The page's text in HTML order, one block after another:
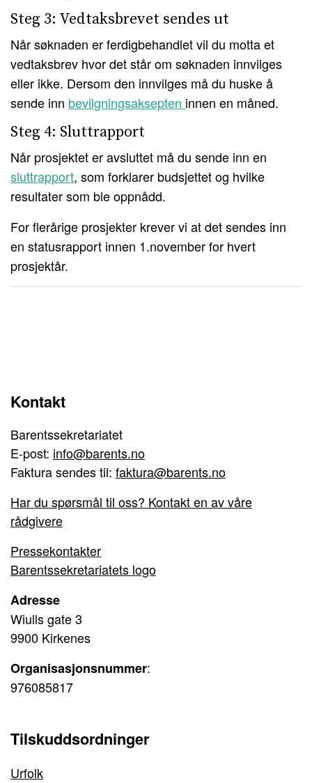
Steg 3: Vedtaksbrevet sendes ut
Når søknaden er ferdigbehandlet vil du motta et
vedtaksbrev hvor det står om søknaden innvilges
eller ikke. Dersom den innvilges må du huske å
sende inn bevilgningsaksepten innen en måned.
Steg 4: Sluttrapport
Når prosjektet er avsluttet må du sende inn en
sluttrapport, som forklarer budsjettet og hvilke
resultater som ble oppnådd.
For flerårige prosjekter krever vi at det sendes inn
en statusrapport innen 1.november for hvert
prosjektår.
Kontakt
Barentssekretariatet
E-post: info@barents.no
Faktura sendes til: faktura@barents.no
Har du spørsmål til oss? Kontakt en av våre
rådgivere
Pressekontakter
Barentssekretariatets logo
Adresse
Wiulls gate 3
9900 Kirkenes
Organisasjonsnummer:
976085817
Tilskuddsordninger
Urfolk